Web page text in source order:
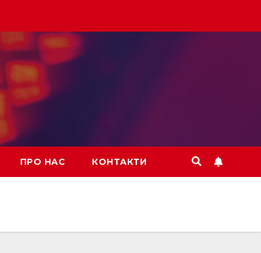
ПРО НАС КОНТАКТИ